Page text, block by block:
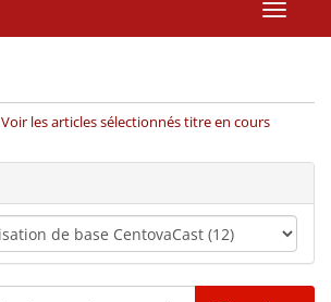
la
Voir les articles sélectionnés titre en cours